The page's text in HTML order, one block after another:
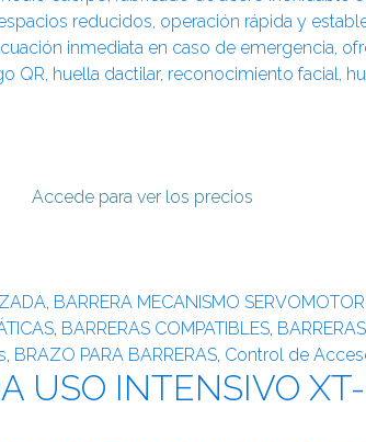
reducidos, operación rápida y
inmediata en caso de emergencia,
huella dactilar, reconocimiento facial,
Accede para ver los precios
, BARRERA MECANISMO SERVOMOTOR
, BARRERAS COMPATIBLES,
, BRAZO PARA BARRERAS, Control de
USO INTENSIVO